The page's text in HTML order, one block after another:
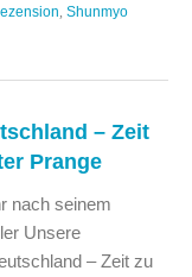
Shunmyo
– Zeit
Prange
nach seinem
Unsere
– Zeit zu